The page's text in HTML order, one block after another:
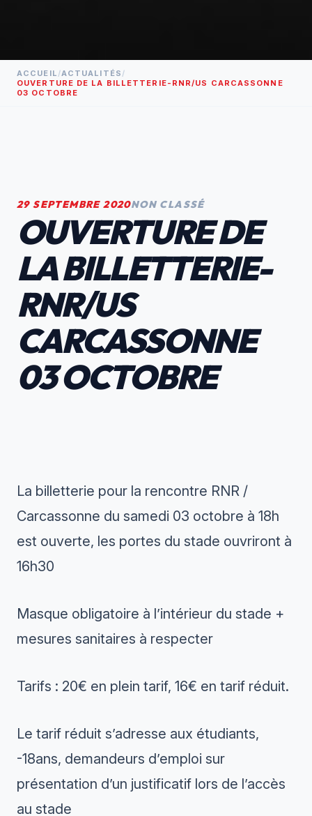
ACCUEIL /ACTUALITÉS /
OUVERTURE DE LA BILLETTERIE-RNR/US CARCASSONNE
03 OCTOBRE
29 SEPTEMBRE 2020NON CLASSÉ
OUVERTURE DE
LA BILLETTERIE-
RNR/US
CARCASSONNE
03 OCTOBRE
La billetterie pour la rencontre RNR /
Carcassonne du samedi 03 octobre à 18h
est ouverte, les portes du stade ouvriront à
16h30
Masque obligatoire à l’intérieur du stade +
mesures sanitaires à respecter
Tarifs : 20€ en plein tarif, 16€ en tarif réduit.
Le tarif réduit s’adresse aux étudiants,
-18ans, demandeurs d’emploi sur
présentation d’un justificatif lors de l’accès
au stade